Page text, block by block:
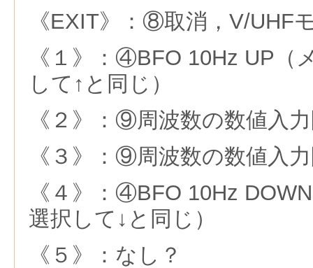
《EXIT》：⑧取消，V/UHF
《１》：④BFO 10Hz UP（
して↑と同じ）
《２》：⑨周波数の数値入
《３》：⑨周波数の数値入
《４》：④BFO 10Hz
選択して↓と同じ）
《５》：なし？